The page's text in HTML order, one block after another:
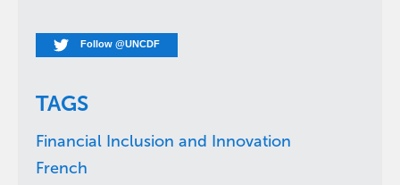
Follow @UNCDF
TAGS
Financial Inclusion and Innovation
French